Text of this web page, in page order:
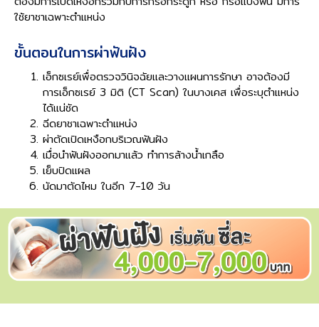
ใช้ยาชาเฉพาะตำแหน่ง
ขั้นตอนในการผ่าฟันฝัง
เอ็กซเรย์เพื่อตรวจวินิจฉัยและวางแผนการรักษา อาจต้องมี
การเอ็กซเรย์ 3 มิติ (CT Scan) ในบางเคส เพื่อระบุตำแหน่ง
ได้แน่ชัด
ฉีดยาชาเฉพาะตำแหน่ง
ผ่าตัดเปิดเหงือกบริเวณฟันฝัง
เมื่อนำฟันฝังออกมาแล้ว ทำการล้างน้ำเกลือ
เย็บปิดแผล
นัดมาตัดไหม ในอีก 7-10 วัน